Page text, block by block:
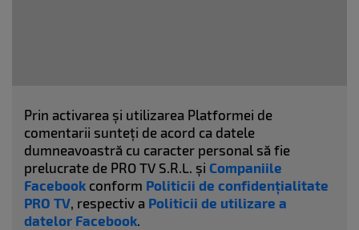
Prin activarea și utilizarea Platformei de
comentarii sunteți de acord ca datele
dumneavoastră cu caracter personal să fie
prelucrate de PRO TV S.R.L. și Companiile
Facebook conform Politicii de confidențialitate
PRO TV, respectiv a Politicii de utilizare a
datelor Facebook.